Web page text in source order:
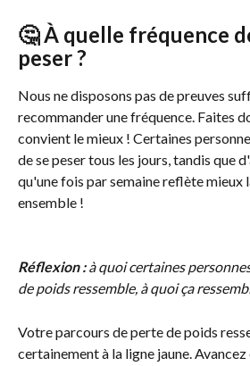
🤔 À quelle fréquence
peser ?
Nous ne disposons pas de preuves
recommander une fréquence. Faites
convient le mieux ! Certaines
de se peser tous les jours, tandis que
qu'une fois par semaine reflète mieux
ensemble !
Réflexion : à quoi certaines
de poids ressemble, à quoi ça
Votre parcours de perte de poids
certainement à la ligne jaune. Avancez